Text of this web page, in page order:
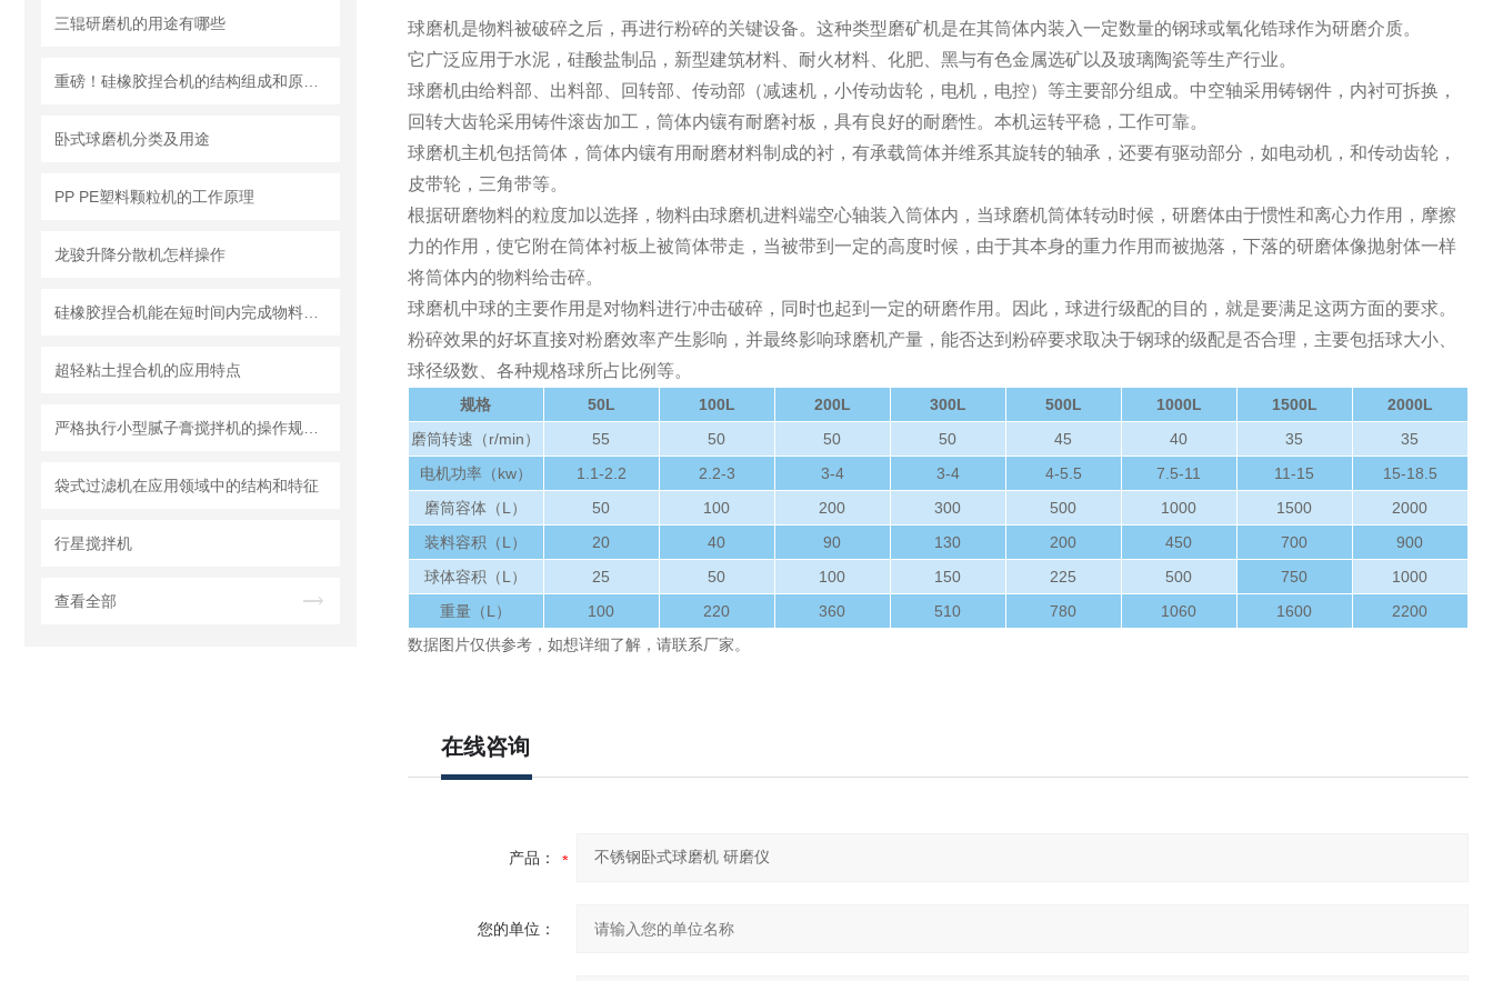
三辊研磨机的用途有哪些
卧式球磨机分类及用途
PP PE塑料颗粒机的工作原理
龙骏升降分散机怎样操作
超轻粘土捏合机的应用特点
袋式过滤机在应用领域中的结构和特征
行星搅拌机
查看全部
球磨机是物料被破碎之后，再进行粉碎的关键设备。这种类型磨矿机是在其筒体内装入一定数量的钢球或氧化锆球作为研磨介质。
它广泛应用于水泥，硅酸盐制品，新型建筑材料、耐火材料、化肥、黑与有色金属选矿以及玻璃陶瓷等生产行业。
球磨机由给料部、出料部、回转部、传动部（减速机，小传动齿轮，电机，电控）等主要部分组成。中空轴采用铸钢件，内衬可拆换，
回转大齿轮采用铸件滚齿加工，筒体内镶有耐磨衬板，具有良好的耐磨性。本机运转平稳，工作可靠。
球磨机主机包括筒体，筒体内镶有用耐磨材料制成的衬，有承载筒体并维系其旋转的轴承，还要有驱动部分，如电动机，和传动齿轮，
皮带轮，三角带等。
根据研磨物料的粒度加以选择，物料由球磨机进料端空心轴装入筒体内，当球磨机筒体转动时候，研磨体由于惯性和离心力作用，摩擦
力的作用，使它附在筒体衬板上被筒体带走，当被带到一定的高度时候，由于其本身的重力作用而被抛落，下落的研磨体像抛射体一样
将筒体内的物料给击碎。
球磨机中球的主要作用是对物料进行冲击破碎，同时也起到一定的研磨作用。因此，球进行级配的目的，就是要满足这两方面的要求。
粉碎效果的好坏直接对粉磨效率产生影响，并最终影响球磨机产量，能否达到粉碎要求取决于钢球的级配是否合理，主要包括球大小、
球径级数、各种规格球所占比例等。
规格 50L 100L 200L 300L 500L 1000L 1500L
2000L
磨筒转速（r/min）
55 50 50 50 45 40 35
35
电机功率（kw）
1.1-2.2 2.2-3 3-4 3-4 4-5.5 7.5-11 11-15
15-18.5
磨筒容体（L）
50 100 200 300 500 1000 1500
2000
装料容积（L）
20 40 90 130 200 450 700
900
球体容积（L）
25 50 100 150 225 500 750
1000
重量（L）
100 220 360 510 780 1060 1600
2200
数据图片仅供参考，如想详细了解，请联系厂家。
在线咨询
产品：
您的单位：